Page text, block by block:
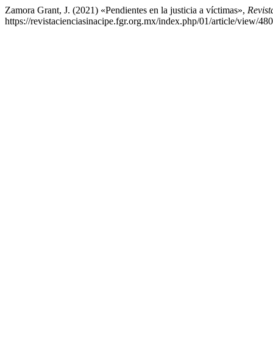
Zamora Grant, J. (2021) «Pendientes en la justicia a víctimas»,
https://revistacienciasinacipe.fgr.org.mx/index.php/01/article/view/